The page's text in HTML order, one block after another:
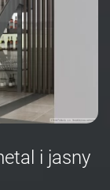
i jasny